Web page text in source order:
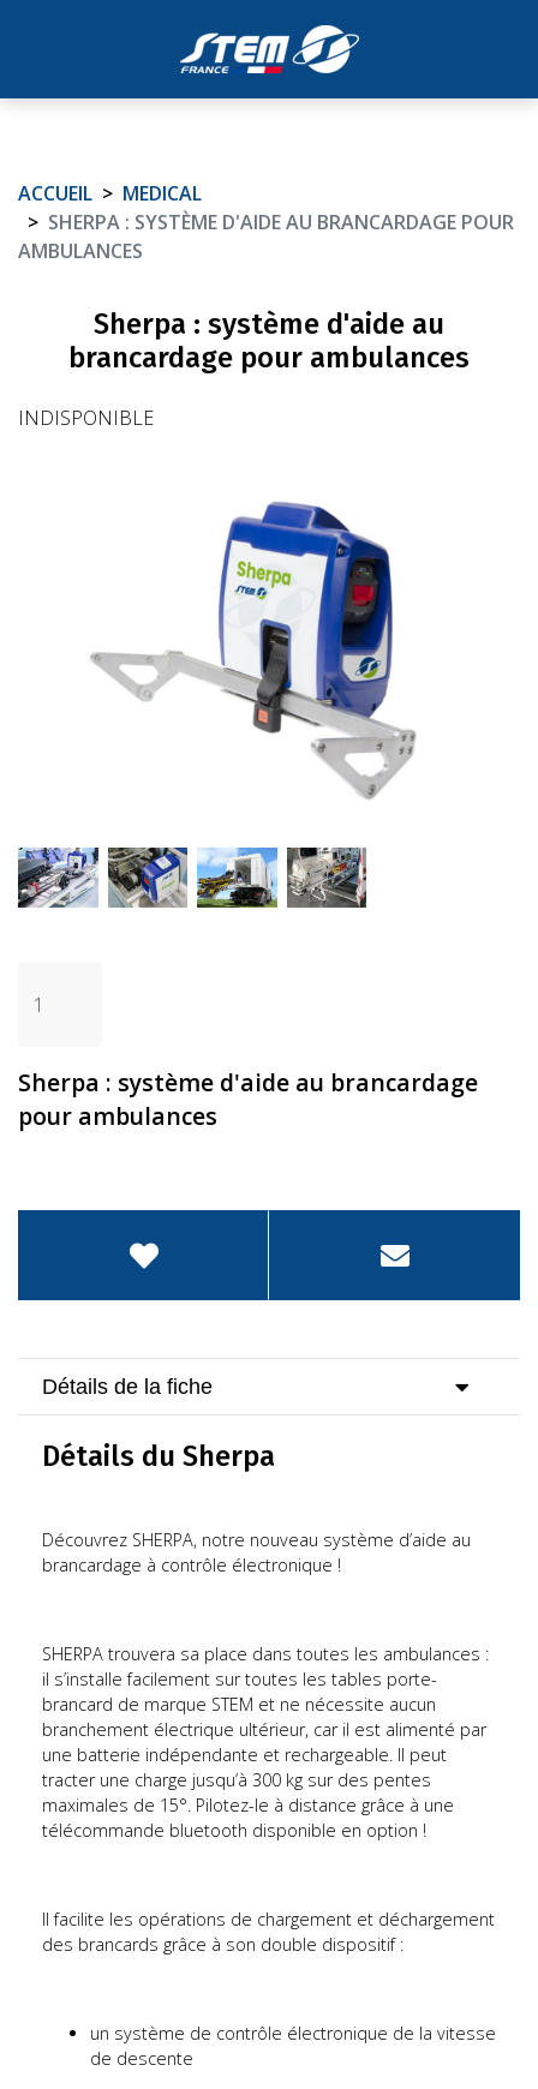
ACCUEIL
MEDICAL
SHERPA : SYSTÈME D'AIDE AU BRANCARDAGE POUR
AMBULANCES
Sherpa : système d'aide au
brancardage pour ambulances
INDISPONIBLE
Sherpa : système d'aide au brancardage
pour ambulances
Détails de la fiche
Détails du Sherpa
Découvrez SHERPA, notre nouveau système d’aide au
brancardage à contrôle électronique !
SHERPA trouvera sa place dans toutes les ambulances :
il s’installe facilement sur toutes les tables porte-
brancard de marque STEM et ne nécessite aucun
branchement électrique ultérieur, car il est alimenté par
une batterie indépendante et rechargeable. Il peut
tracter une charge jusqu’à 300 kg sur des pentes
maximales de 15°. Pilotez-le à distance grâce à une
télécommande bluetooth disponible en option !
Il facilite les opérations de chargement et déchargement
des brancards grâce à son double dispositif :
un système de contrôle électronique de la vitesse
de descente